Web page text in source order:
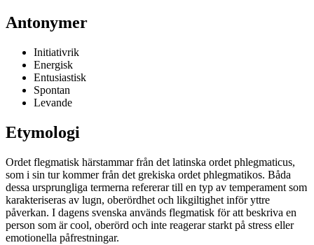
Antonymer
Initiativrik
Energisk
Entusiastisk
Spontan
Levande
Etymologi
Ordet flegmatisk härstammar från det latinska ordet phlegmaticus,
som i sin tur kommer från det grekiska ordet phlegmatikos. Båda
dessa ursprungliga termerna refererar till en typ av temperament som
karakteriseras av lugn, oberördhet och likgiltighet inför yttre
påverkan. I dagens svenska används flegmatisk för att beskriva en
person som är cool, oberörd och inte reagerar starkt på stress eller
emotionella påfrestningar.